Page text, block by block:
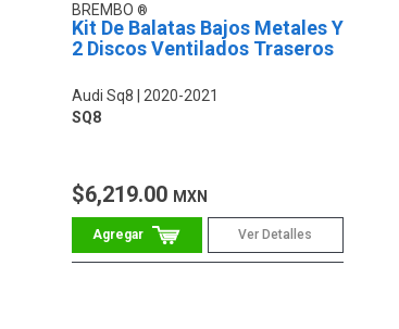
BREMBO
Kit De Balatas Bajos Metales Y
2 Discos Ventilados Traseros
Audi Sq8
2020-2021
SQ8
$6,219.00 MXN
Ver Detalles